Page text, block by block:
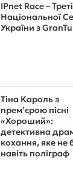
IPnet Race –
Національної
України з
Тіна Кароль з
прем’єрою пісні
«Хороший»:
детективна
кохання, яке не
навіть поліграф